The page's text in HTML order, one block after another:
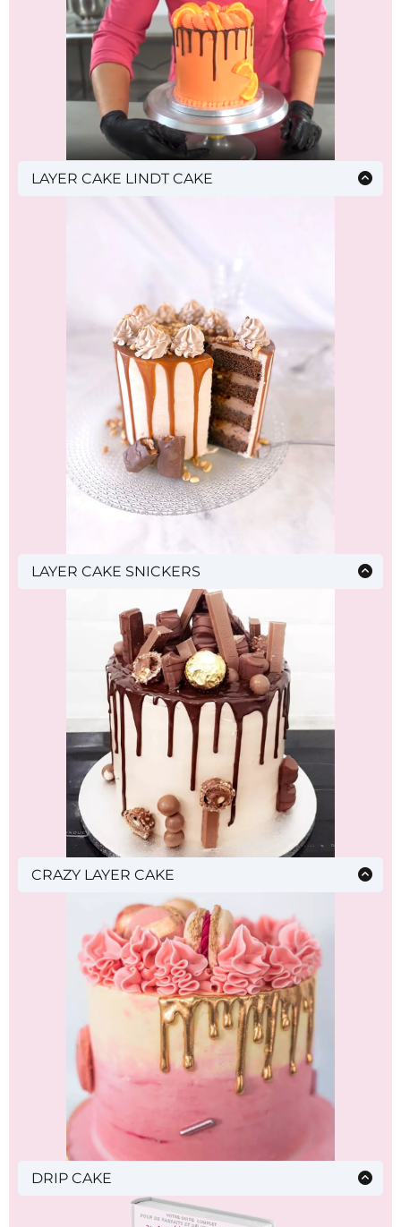
montage
LAYER CAKE LINDT CAKE
Sponge cake, amande praliné, sirop à l’orange,
LAYER CAKE SNICKERS
Molly cake chocolat, crème au beurre à la
meringue suisse goût snickers, caramel beurre
salé
CRAZY LAYER CAKE
lisssage
DRIP CAKE
Chocolate cake, crème au beurre à la meringue
italienne, finition et décoration : technique du